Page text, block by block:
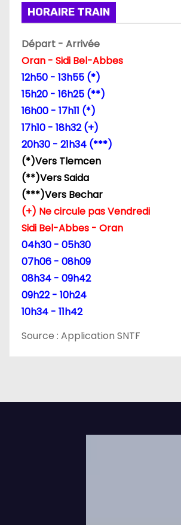
HORAIRE TRAIN
Départ - Arrivée
Oran - Sidi Bel-Abbes
12h50 - 13h55 (*)
15h20 - 16h25 (**)
16h00 - 17h11 (*)
17h10 - 18h32 (+)
20h30 - 21h34 (***)
(*)Vers Tlemcen
(**)Vers Saida
(***)Vers Bechar
(+) Ne circule pas Vendredi
Sidi Bel-Abbes - Oran
04h30 - 05h30
07h06 - 08h09
08h34 - 09h42
09h22 - 10h24
10h34 - 11h42
Source : Application SNTF